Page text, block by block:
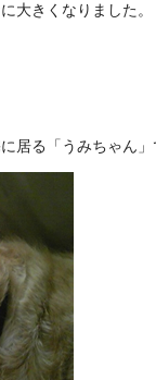
大きくなりました。
居る「うみちゃん